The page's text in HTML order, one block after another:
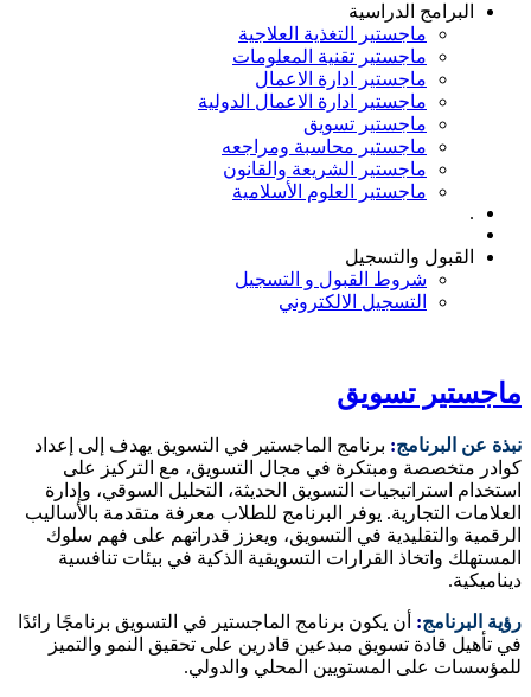
البرامج الدراسية
ماجستير التغذية العلاجية
ماجستير تقنية المعلومات
ماجستير ادارة الاعمال
ماجستير ادارة الاعمال الدولية
ماجستير تسويق
ماجستير محاسبة ومراجعه
ماجستير الشريعة والقانون
ماجستير العلوم الأسلامية
.
القبول والتسجيل
شروط القبول و التسجيل
التسجيل الالكتروني
ماجستير تسويق
نبذة عن البرنامج: برنامج الماجستير في التسويق يهدف إلى إعداد
كوادر متخصصة ومبتكرة في مجال التسويق، مع التركيز على
استخدام استراتيجيات التسويق الحديثة، التحليل السوقي، وإدارة
العلامات التجارية. يوفر البرنامج للطلاب معرفة متقدمة بالأساليب
الرقمية والتقليدية في التسويق، ويعزز قدراتهم على فهم سلوك
المستهلك واتخاذ القرارات التسويقية الذكية في بيئات تنافسية
ديناميكية.
رؤية البرنامج: أن يكون برنامج الماجستير في التسويق برنامجًا رائدًا
في تأهيل قادة تسويق مبدعين قادرين على تحقيق النمو والتميز
للمؤسسات على المستويين المحلي والدولي.